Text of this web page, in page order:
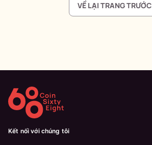
VỀ LẠI TRANG TRƯỚC
Kết nối với chúng tôi